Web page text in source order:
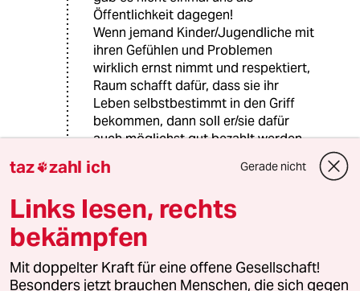
Öffentlichkeit dagegen!
Wenn jemand Kinder/Jugendliche mit
ihren Gefühlen und Problemen
wirklich ernst nimmt und respektiert,
Raum schafft dafür, dass sie ihr
Leben selbstbestimmt in den Griff
bekommen, dann soll er/sie dafür
auch möglichst gut bezahlt werden.
S Sokrates
06.11.2013
@THG:
Für gute Arbeit ein entsprechend
taz zahl ich Gerade nicht
Links lesen, rechts
bekämpfen
Mit doppelter Kraft für eine offene Gesellschaft!
Besonders jetzt brauchen Menschen, die sich gegen